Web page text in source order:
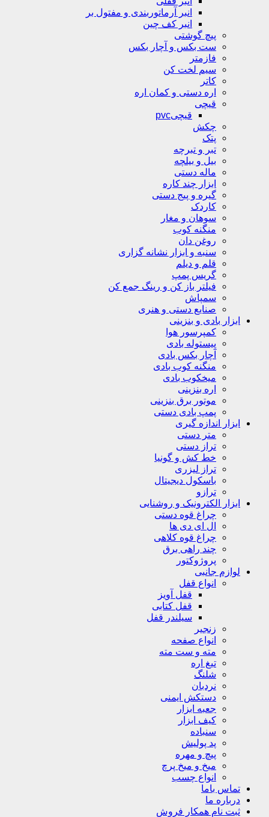
انبر آرماتوربندی و مفتول بر
انبر کف چین
پیچ گوشتی
ست بکس و آچار بکس
فازمتر
سیم لخت کن
کاتر
اره دستی و کمان اره
قیچی
قیچیpvc
چکش
پتک
تبر و تبرچه
بیل و بیلچه
ماله دستی
ابزار چند کاره
گیره و پیج دستی
کاردک
سوهان و مغار
منگنه کوب
روغن دان
سنبه و ابزار نشانه گزاری
قلم و دیلم
گریس پمپ
فیلتر باز کن و رینگ جمع کن
سمپاش
صنایع دستی و هنری
ابزار بادی و بنزینی
کمپرسور هوا
پیستوله بادی
آچار بکس بادی
منگنه کوب بادی
میخکوب بادی
اره بنزینی
موتور برق بنزینی
پمپ بادی دستی
ابزار اندازه گیری
متر دستی
تراز دستی
خط کش و گونیا
تراز لیزری
باسکول دیجیتال
ترازو
ابزار الکترونیک و روشنایی
چراغ قوه دستی
ال ای دی ها
چراغ قوه کلاهی
چند راهی برق
پروژوکتور
لوازم جانبی
انواع قفل
قفل آویز
قفل کتابی
سیلندر قفل
زنجیر
انواع صفحه
مته و ست مته
تیغ اره
شلنگ
نردبان
دستکش ایمنی
جعبه ابزار
کیف ابزار
سنباده
پد پولیش
پیچ و مهره
میخ و میخ پرچ
انواع چسب
تماس باما
درباره ما
ثبت نام همکار فروش